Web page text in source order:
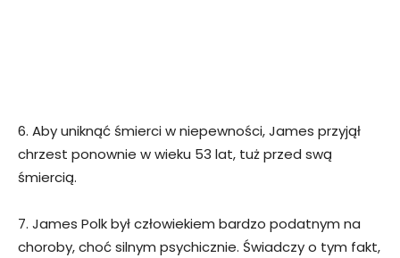
6. Aby uniknąć śmierci w niepewności, James przyjął
chrzest ponownie w wieku 53 lat, tuż przed swą
śmiercią.
7. James Polk był człowiekiem bardzo podatnym na
choroby, choć silnym psychicznie. Świadczy o tym fakt,